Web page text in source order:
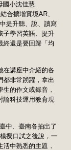
國小沈佳慧
合擴增實境AR、
提升聽、說、讀寫
子學習英語、提升
終還是要回歸「均
在講座中介紹的各
都非常踴躍，拿出
的作文或錄音，
論科技運用教育現
中、臺南各抽出了
擬口試之後說，一
中熟悉的主題，